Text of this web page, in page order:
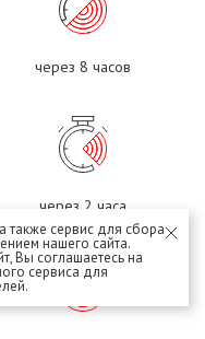
также сервис для сбора
нашего сайта.
Вы соглашаетесь на
сервиса для
через 8 часов
через 2 часа